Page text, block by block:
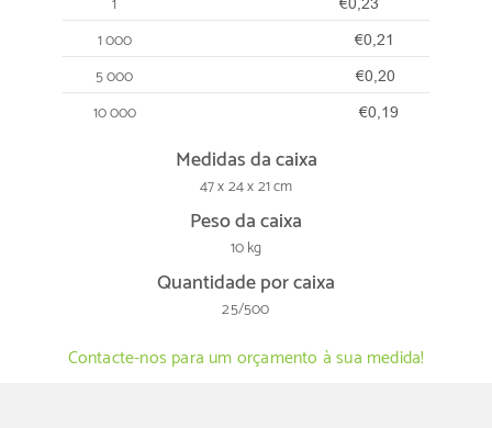
1 000 €0,21
5 000 €0,20
10 000 €0,19
Medidas da caixa
47 x 24 x 21 cm
Peso da caixa
10 kg
Quantidade por caixa
25/500
Contacte-nos para um orçamento à sua medida!